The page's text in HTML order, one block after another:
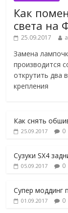
Как
света на
25.09.2017
Замена
производится
открутить два
крепления
Как снять
25.09.2017 0
Сузуки SX4
05.09.2017 0
Супер моддинг
01.09.2017 0